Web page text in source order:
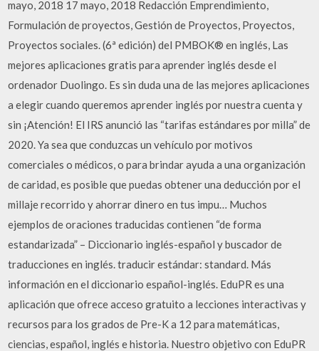
mayo, 2018 17 mayo, 2018 Redacción Emprendimiento,
Formulación de proyectos, Gestión de Proyectos, Proyectos,
Proyectos sociales. (6ª edición) del PMBOK® en inglés, Las
mejores aplicaciones gratis para aprender inglés desde el
ordenador Duolingo. Es sin duda una de las mejores aplicaciones
a elegir cuando queremos aprender inglés por nuestra cuenta y
sin ¡Atención! El IRS anunció las “tarifas estándares por milla” de
2020. Ya sea que conduzcas un vehículo por motivos
comerciales o médicos, o para brindar ayuda a una organización
de caridad, es posible que puedas obtener una deducción por el
millaje recorrido y ahorrar dinero en tus impu… Muchos
ejemplos de oraciones traducidas contienen “de forma
estandarizada” – Diccionario inglés-español y buscador de
traducciones en inglés. traducir estándar: standard. Más
información en el diccionario español-inglés. EduPR es una
aplicación que ofrece acceso gratuito a lecciones interactivas y
recursos para los grados de Pre-K a 12 para matemáticas,
ciencias, español, inglés e historia. Nuestro objetivo con EduPR